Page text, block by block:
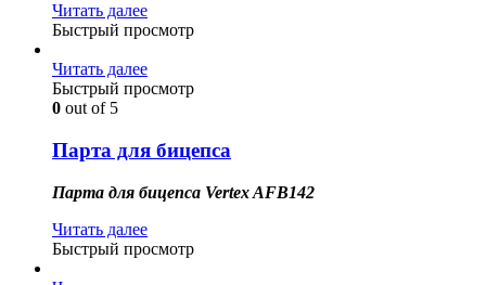
Читать далее
Быстрый просмотр
Читать далее
Быстрый просмотр
0 out of 5
Парта для бицепса
Парта для бицепса Vertex AFB142
Читать далее
Быстрый просмотр